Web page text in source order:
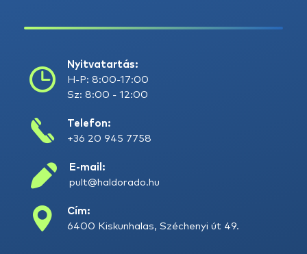
Nyitvatartás:
H-P: 8:00-17:00
Sz: 8:00 - 12:00
Telefon:
+36 20 945 7758
E-mail:
pult@haldorado.hu
Cím:
6400 Kiskunhalas, Széchenyi út 49.